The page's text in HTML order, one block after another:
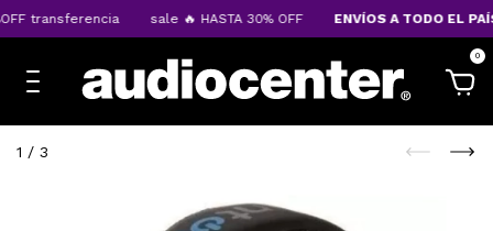
transferencia sale 🔥 HASTA 30% OFF ENVÍOS A TODO EL PAÍS
0
1 / 3